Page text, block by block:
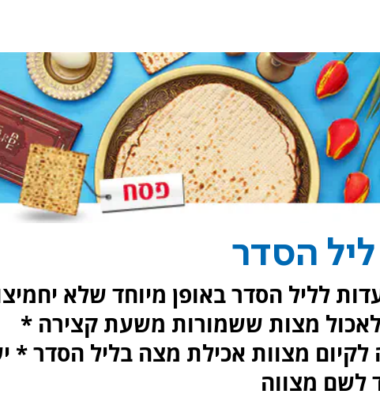
ליל הסדר
לליל הסדר באופן מיוחד שלא
מצות ששמורות משעת קצירה *
מצוות אכילת מצה בליל הסדר *
לשם מצווה